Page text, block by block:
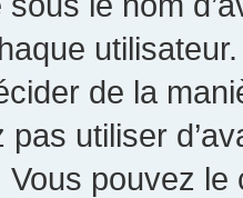
utilisateur.
de la
utiliser
Vous pouvez